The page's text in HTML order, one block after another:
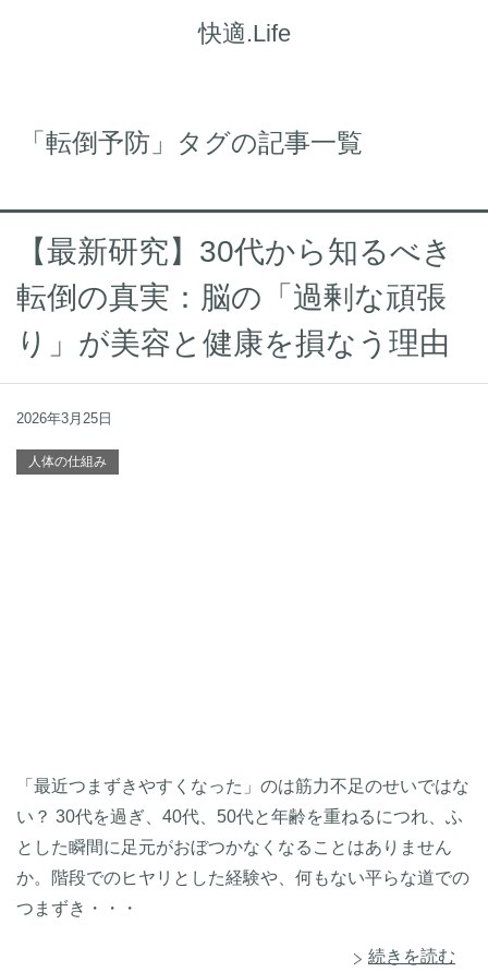
快適.Life
「転倒予防」タグの記事一覧
【最新研究】30代から知るべき
転倒の真実：脳の「過剰な頑張
り」が美容と健康を損なう理由
2026年3月25日
人体の仕組み
「最近つまずきやすくなった」のは筋力不足のせいではな
い？ 30代を過ぎ、40代、50代と年齢を重ねるにつれ、ふ
とした瞬間に足元がおぼつかなくなることはありません
か。階段でのヒヤリとした経験や、何もない平らな道での
つまずき・・・
続きを読む